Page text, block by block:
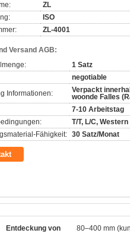
ZL
ISO
ZL-4001
Versand AGB:
1 Satz
negotiable
Informationen:
Verpackt
woonde Falles
7-10 Arbeitstag
T/T, L/C,
Fähigkeit: 30 Satz/Monat
Entdeckung von
80–400 mm